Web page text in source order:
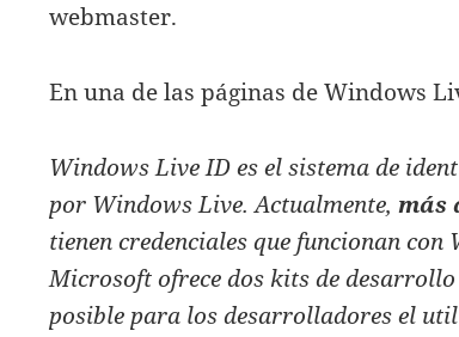
webmaster.
En una de las páginas de Windows
Windows Live ID es el sistema de
por Windows Live. Actualmente,más
tienen credenciales que funcionan
Microsoft ofrece dos kits de
posible para los desarrolladores el